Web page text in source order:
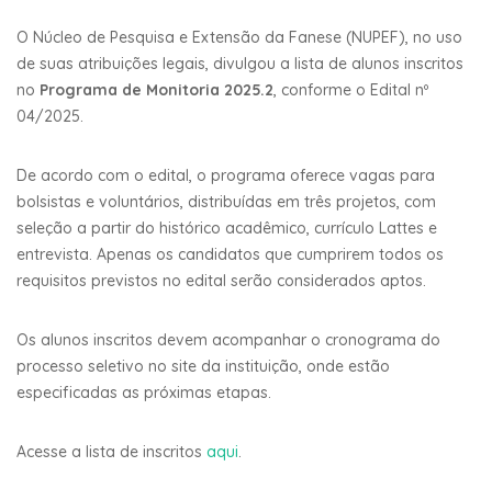
O Núcleo de Pesquisa e Extensão da Fanese (NUPEF), no uso
de suas atribuições legais, divulgou a lista de alunos inscritos
no Programa de Monitoria 2025.2, conforme o Edital nº
04/2025.
De acordo com o edital, o programa oferece vagas para
bolsistas e voluntários, distribuídas em três projetos, com
seleção a partir do histórico acadêmico, currículo Lattes e
entrevista. Apenas os candidatos que cumprirem todos os
requisitos previstos no edital serão considerados aptos.
Os alunos inscritos devem acompanhar o cronograma do
processo seletivo no site da instituição, onde estão
especificadas as próximas etapas.
Acesse a lista de inscritos aqui.